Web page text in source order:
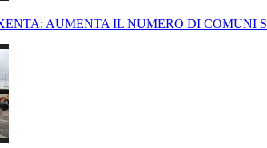
AUMENTA IL NUMERO DI COMUNI